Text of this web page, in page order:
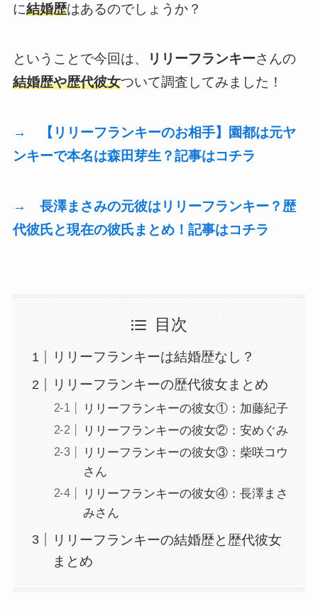
に結婚歴はあるのでしょうか？
ということで今回は、 リリーフランキーさんの
結婚歴や歴代彼女ついて調査してみました！
→ 【リリーフランキーのお相手】園都は元ヤ
ンキーで本名は森田芽生？記事はコチラ
→ 長澤まさみの元彼はリリーフランキー？歴
代彼氏と現在の彼氏まとめ！記事はコチラ
目次
リリーフランキーは結婚歴なし？
リリーフランキーの歴代彼女まとめ
リリーフランキーの彼女①：加藤紀子
リリーフランキーの彼女②：安めぐみ
リリーフランキーの彼女③：柴咲コウ
さん
リリーフランキーの彼女④：長澤まさ
みさん
リリーフランキーの結婚歴と歴代彼女
まとめ